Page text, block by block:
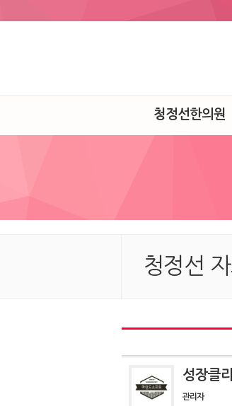
청정선한의원
청정선
성장클
관리자